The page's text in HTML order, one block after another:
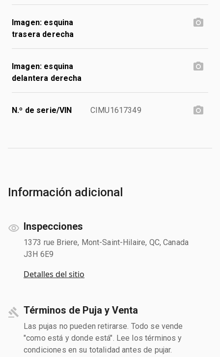
Imagen: esquina
trasera derecha
Imagen: esquina
delantera derecha
N.º de serie/VIN CIMU1617349
Información adicional
Inspecciones
1373 rue Briere, Mont-Saint-Hilaire, QC, Canada
J3H 6E9
Detalles del sitio
Términos de Puja y Venta
Las pujas no pueden retirarse. Todo se vende
"como está y donde está". Lee los términos y
condiciones en su totalidad antes de pujar.